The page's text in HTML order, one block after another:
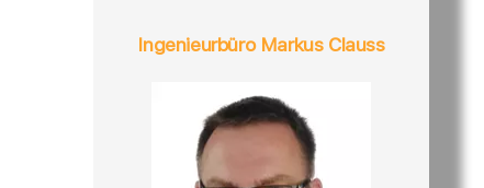
Ingenieurbüro Markus Clauss